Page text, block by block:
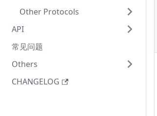
Other Protocols
API
常见问题
Others
CHANGELOG